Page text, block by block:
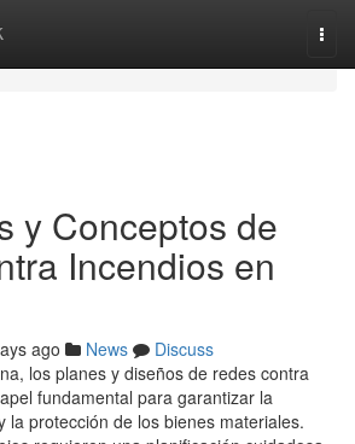
y Conceptos de
Incendios en
ago News
Discuss
los planes y diseños de redes contra
fundamental para garantizar la
la protección de los bienes materiales.